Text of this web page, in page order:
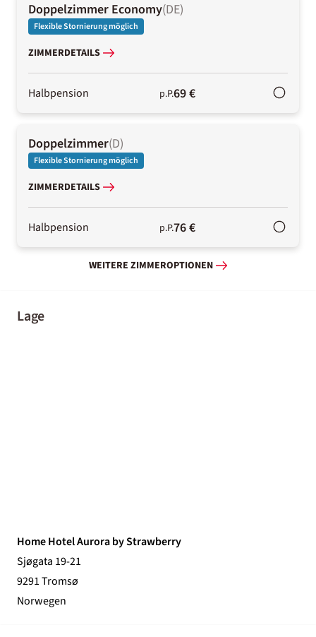
Doppelzimmer Economy(DE)
Flexible Stornierung möglich
ZIMMERDETAILS
Halbpension p.P.69 €
Doppelzimmer(D)
Flexible Stornierung möglich
ZIMMERDETAILS
Halbpension p.P.76 €
WEITERE ZIMMEROPTIONEN
Lage
Home Hotel Aurora by Strawberry
Sjøgata 19-21
9291 Tromsø
Norwegen